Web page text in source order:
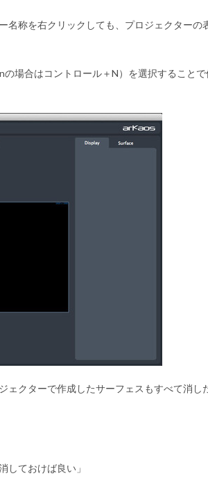
名称を右クリックしても、プロジェクターの
場合はコントロール＋N） を選択すること
ェクターで作成したサーフェスもすべて消し
しておけば良い」